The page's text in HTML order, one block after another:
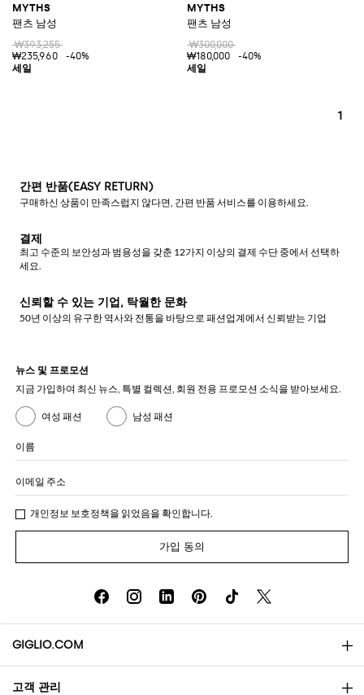
MYTHS
팬츠 남성
₩393,255
₩235,960
-40%
MYTHS
팬츠 남성
₩300,000
₩180,000
-40%
1
간편 반품(EASY RETURN)
구매하신 상품이 만족스럽지 않다면, 간편 반품 서비스를 이용하세요.
결제
최고 수준의 보안성과 범용성을 갖춘 12가지 이상의 결제 수단 중에서 선택하
세요.
신뢰할 수 있는 기업, 탁월한 문화
50년 이상의 유구한 역사와 전통을 바탕으로 패션업계에서 신뢰받는 기업
뉴스 및 프로모션
지금 가입하여 최신 뉴스, 특별 컬렉션, 회원 전용 프로모션 소식을 받아보세요.
여성 패션 남성 패션
이름
이메일 주소
개인정보 보호정책을 읽었음을 확인합니다.
가입 동의
GIGLIO.COM
소개
고객 관리